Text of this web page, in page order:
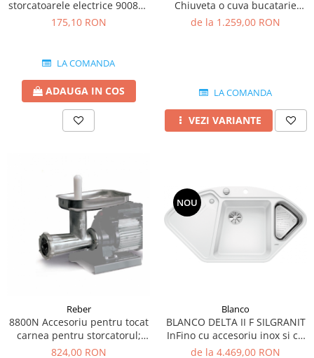
storcatoarele electrice 9008N-
2.5 MM
175,10 RON
LA COMANDA
ADAUGA IN COS
Chiuveta o cuva bucatarie
silgranit 86x50 cm
de la 1.259,00 RON
LA COMANDA
VEZI VARIANTE
Reber
8800N Accesoriu pentru tocat
carnea pentru storcatorul;
electric Reber 9000N
824,00 RON
NOU
Blanco
BLANCO DELTA II F SILGRANIT
InFino cu accesoriu inox si cu
excentric
de la 4.469,00 RON